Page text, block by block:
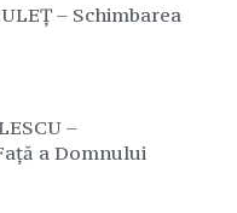
– Schimbarea
–
a Domnului